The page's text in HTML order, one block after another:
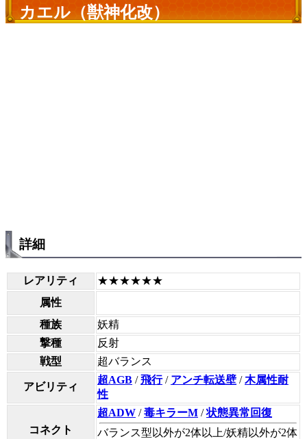
カエル（獣神化改）
詳細
レアリティ
★★★★★★
属性
種族
妖精
撃種
反射
戦型
超バランス
アビリティ
超AGB /飛行/ アンチ転送壁 /木属性耐
性
コネクト
超ADW /毒キラーM /状態異常回復
バランス型以外が2体以上/妖精以外が2体